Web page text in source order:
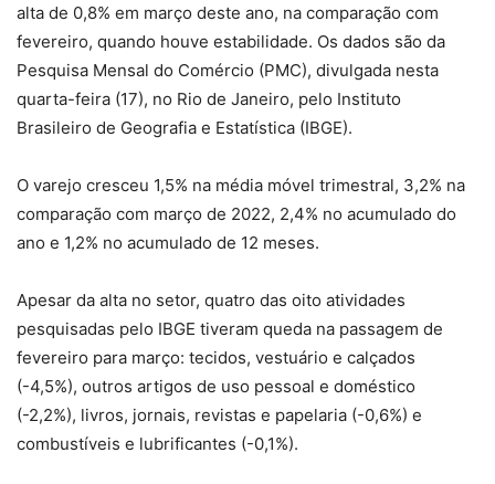
alta de 0,8% em março deste ano, na comparação com
fevereiro, quando houve estabilidade. Os dados são da
Pesquisa Mensal do Comércio (PMC), divulgada nesta
quarta-feira (17), no Rio de Janeiro, pelo Instituto
Brasileiro de Geografia e Estatística (IBGE).
O varejo cresceu 1,5% na média móvel trimestral, 3,2% na
comparação com março de 2022, 2,4% no acumulado do
ano e 1,2% no acumulado de 12 meses.
Apesar da alta no setor, quatro das oito atividades
pesquisadas pelo IBGE tiveram queda na passagem de
fevereiro para março: tecidos, vestuário e calçados
(-4,5%), outros artigos de uso pessoal e doméstico
(-2,2%), livros, jornais, revistas e papelaria (-0,6%) e
combustíveis e lubrificantes (-0,1%).